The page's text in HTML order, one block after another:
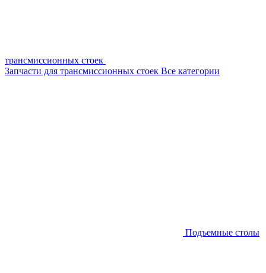
трансмиссионных стоек
Запчасти для трансмиссионных стоек Все категории
Подъемные столы